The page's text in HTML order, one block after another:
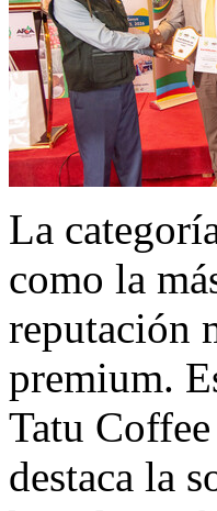
La
como la
reputación
premium.
Tatu
destaca la